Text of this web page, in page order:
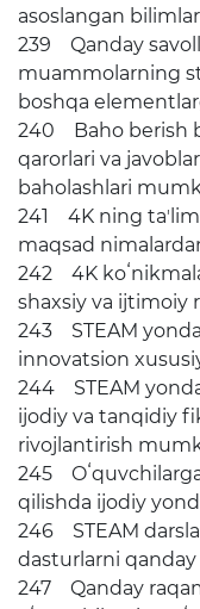
asoslangan
239 Qanday
muammolarning
boshqa
240 Baho berish
qarorlari va
baholashlari
241 4K ning
maqsad
242 4K
shaxsiy va ijtimoiy
243 STEAM
innovatsion
244 STEAM
ijodiy va tanqidiy
rivojlantirish
245
qilishda ijodiy
246 STEAM
dasturlarni
247 Qanday